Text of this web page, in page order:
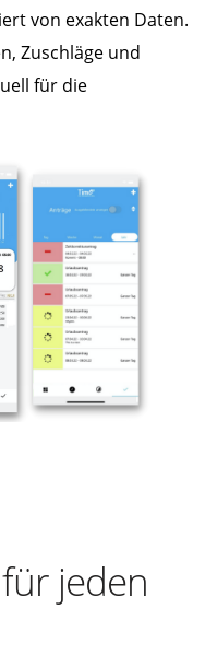
von exakten Daten.
Zuschläge und
für die
jeden